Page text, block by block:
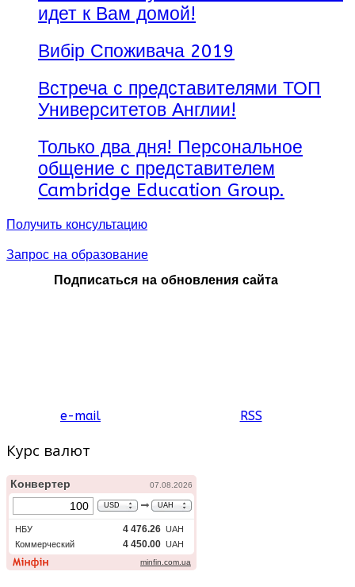
идет к Вам домой!
Вибір Споживача 2019
Встреча с представителями ТОП
Университетов Англии!
Только два дня! Персональное
общение с представителем
Cambridge Education Group.
Получить консультацию
Запрос на образование
Подписаться на обновления сайта
e-mail RSS
Курс валют